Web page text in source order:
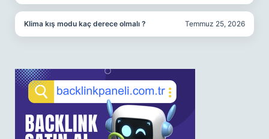
Klima kış modu kaç derece olmalı ? Temmuz 25, 2026